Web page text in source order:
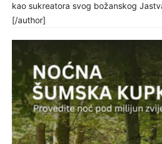
kao sukreatora svog božanskog
[/author]